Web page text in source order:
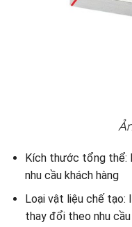
Kích thước tổng thể:
nhu cầu khách hàng
Loại vật liệu chế tạo:
thay đổi theo nhu